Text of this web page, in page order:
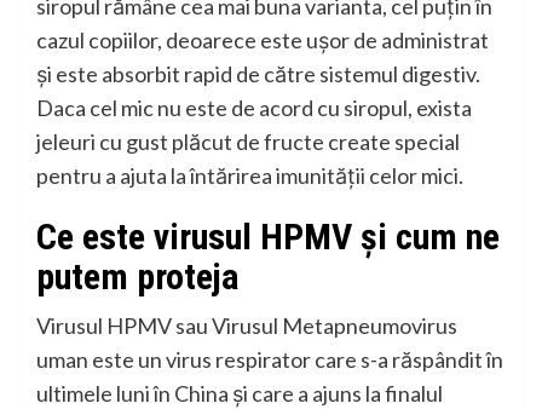
siropul rămâne cea mai buna varianta, cel puțin în
cazul copiilor, deoarece este ușor de administrat
și este absorbit rapid de către sistemul digestiv.
Daca cel mic nu este de acord cu siropul, exista
jeleuri cu gust plăcut de fructe create special
pentru a ajuta la întărirea imunității celor mici.
Ce este virusul HPMV și cum ne
putem proteja
Virusul HPMV sau Virusul Metapneumovirus
uman este un virus respirator care s-a răspândit în
ultimele luni în China și care a ajuns la finalul